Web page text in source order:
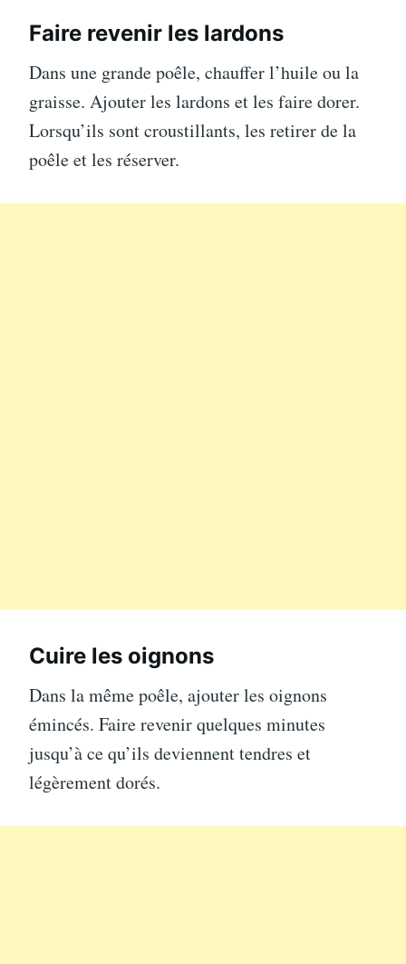
Faire revenir les lardons
Dans une grande poêle, chauffer l’huile ou la
graisse. Ajouter les lardons et les faire dorer.
Lorsqu’ils sont croustillants, les retirer de la
poêle et les réserver.
Cuire les oignons
Dans la même poêle, ajouter les oignons
émincés. Faire revenir quelques minutes
jusqu’à ce qu’ils deviennent tendres et
légèrement dorés.